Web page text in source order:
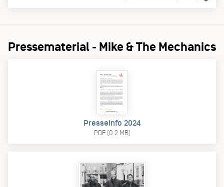
Pressematerial - Mike & The Mechanics
Presseinfo 2024
PDF (0.2 MB)